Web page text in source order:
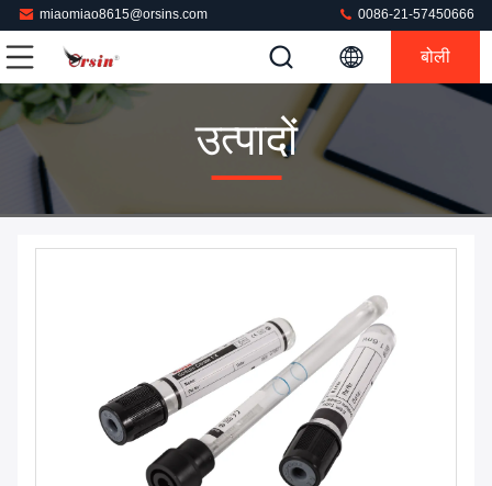
miaomiao8615@orsins.com 0086-21-57450666
बोली
उत्पादों